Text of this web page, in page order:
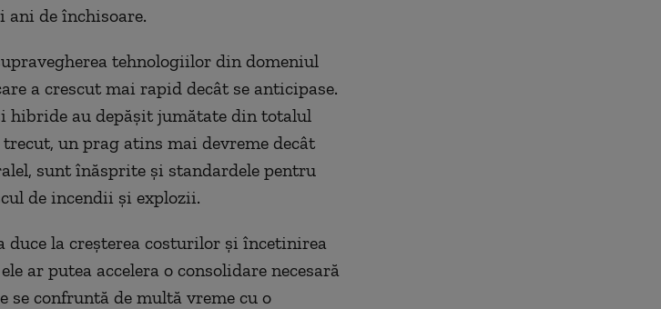
ani de închisoare.
tehnologiilor din domeniul
a crescut mai rapid decât se anticipase.
hibride au depăşit jumătate din totalul
un prag atins mai devreme decât
sunt înăsprite şi standardele pentru
de incendii şi explozii.
duce la creşterea costurilor şi încetinirea
ar putea accelera o consolidare necesară
confruntă de multă vreme cu o